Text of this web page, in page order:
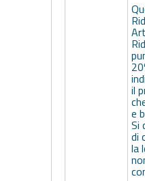
il
e
Si
di
la